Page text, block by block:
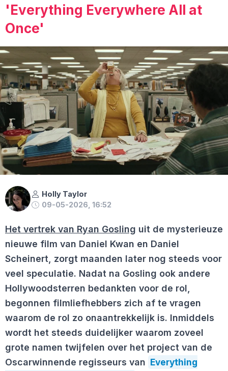
'Everything Everywhere All at
Once'
Holly Taylor
09-05-2026, 16:52
Het vertrek van Ryan Gosling uit de mysterieuze
nieuwe film van Daniel Kwan en Daniel
Scheinert, zorgt maanden later nog steeds voor
veel speculatie. Nadat na Gosling ook andere
Hollywoodsterren bedankten voor de rol,
begonnen filmliefhebbers zich af te vragen
waarom de rol zo onaantrekkelijk is. Inmiddels
wordt het steeds duidelijker waarom zoveel
grote namen twijfelen over het project van de
Oscarwinnende regisseurs van Everything